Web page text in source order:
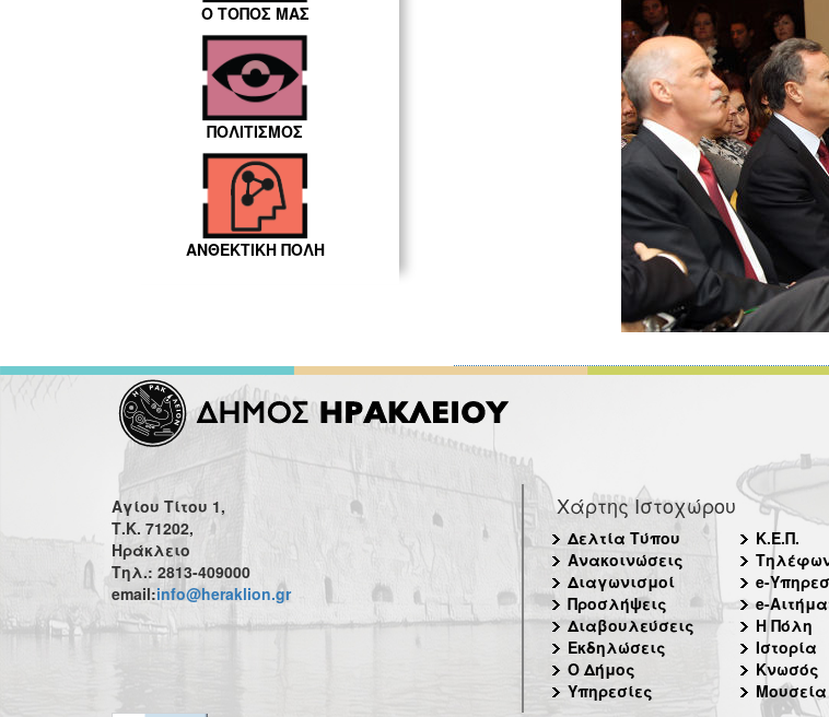
Ο ΤΟΠΟΣ ΜΑΣ
ΠΟΛΙΤΙΣΜΟΣ
ΑΝΘΕΚΤΙΚΗ ΠΟΛΗ
Αγίου Τίτου 1,
Τ.Κ. 71202,
Ηράκλειο
Τηλ.: 2813-409000
email:info@heraklion.gr
Χάρτης Ιστοχώρου
Δελτία Τύπου
Ανακοινώσεις
Διαγωνισμοί
Προσλήψεις
Διαβουλεύσεις
Εκδηλώσεις
Ο Δήμος
Υπηρεσίες
Κ.Ε.Π.
e-
e-
Η Πόλη
Ιστορία
Κνωσός
Μουσεία